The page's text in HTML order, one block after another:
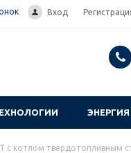
Вход
ЭНЕРГИЯ
с котлом твердотопливным